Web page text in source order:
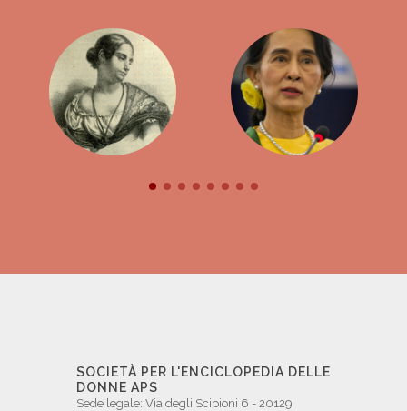
SOCIETÀ PER L'ENCICLOPEDIA DELLE
DONNE APS
Sede legale: Via degli Scipioni 6 - 20129